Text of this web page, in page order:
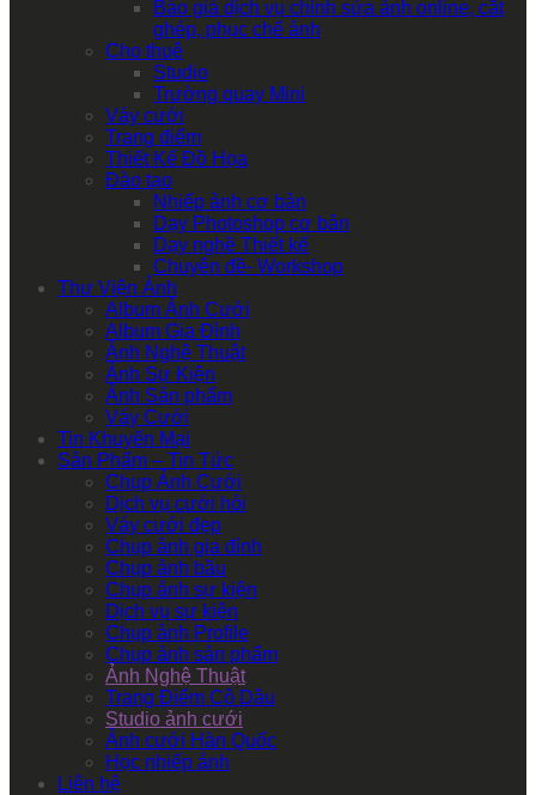
Báo giá dịch vụ chỉnh sửa ảnh online, cắt
ghép, phục chế ảnh
Cho thuê
Studio
Trường quay Mini
Váy cưới
Trang điểm
Thiết Kế Đồ Họa
Đào tạo
Nhiếp ảnh cơ bản
Dạy Photoshop cơ bản
Dạy nghề Thiết kế
Chuyên đề- Workshop
Thư Viện Ảnh
Album Ảnh Cưới
Album Gia Đình
Ảnh Nghệ Thuật
Ảnh Sự Kiện
Ảnh Sản phẩm
Váy Cưới
Tin Khuyến Mại
Sản Phẩm – Tin Tức
Chụp Ảnh Cưới
Dịch vụ cưới hỏi
Váy cưới đẹp
Chụp ảnh gia đình
Chụp ảnh bầu
Chụp ảnh sự kiện
Dịch vụ sự kiện
Chụp ảnh Profile
Chụp ảnh sản phẩm
Ảnh Nghệ Thuật
Trang Điểm Cô Dâu
Studio ảnh cưới
Ảnh cưới Hàn Quốc
Học nhiếp ảnh
Liên hệ